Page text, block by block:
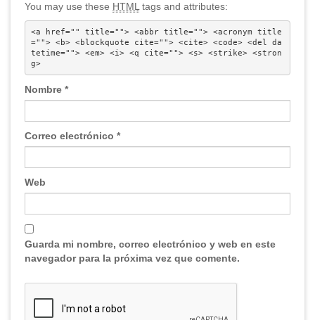
You may use these HTMLtags and attributes:
<a href="" title=""> <abbr title=""> <acronym title
=""> <b> <blockquote cite=""> <cite> <code> <del da
tetime=""> <em> <i> <q cite=""> <s> <strike> <stron
g>
Nombre *
Correo electrónico *
Web
Guarda mi nombre, correo electrónico y web en este
navegador para la próxima vez que comente.